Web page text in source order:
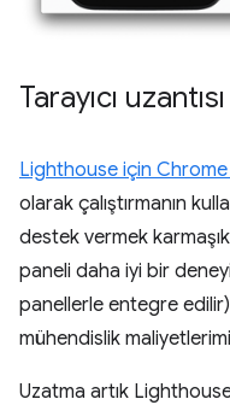
Tarayıcı uzantısı
Lighthouse için Chrome
olarak çalıştırmanın
destek vermek
paneli daha iyi bir
panellerle entegre
mühendislik
Uzatma artık